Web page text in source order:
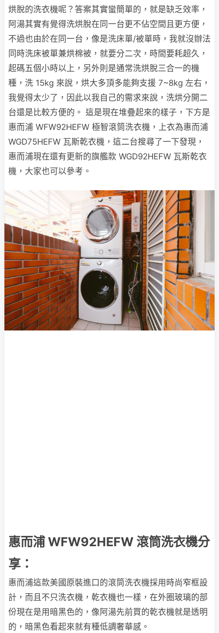
烘脫的洗衣機呢？答案其實蠻簡單的，就是缺乏效率，
阿湯其實有覺得洗烘脫在同一台更不佔空間且更方便，
不過也由於在同一台，像是洗床單/被單時，我就沒辦法
同時洗床被單兼烘棉被，就要分二次，時間要耗超久，
起碼五個小時以上，另外則是通常洗烘脫三合一的機
種，洗 15kg 來說，烘大多頂多能夠支援 7~8kg 左右，
我覺得太少了，因此以我自己的需求來說，洗烘分開二
台還是比較方便的。 這是現在堆疊起來的樣子，下方是
惠而浦 WFW92HEFW 極智滾筒洗衣機，上衣為惠而浦
WGD75HEFW 瓦斯乾衣機，這二台搜尋了一下發現，
惠而浦現在還有更新的旗艦款 WGD92HEFW 瓦斯乾衣
機，大家也可以參考。
惠而浦 WFW92HEFW 滾筒洗衣機分
享：
惠而浦這款美國原裝進口的滾筒洗衣機採用時尚窄框設
計，而且不只洗衣機，乾衣機也一樣，在外圈玻璃的部
份現在是用暗黑色的，像阿湯先前買的乾衣機就是透明
的，暗黑色看起來就有種低調奢華感。